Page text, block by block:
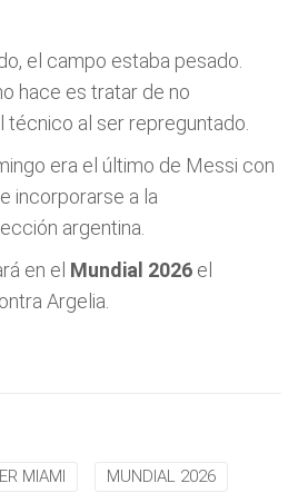
el campo estaba pesado.
hace es tratar de no
técnico al ser repreguntado.
era el último de Messi con
incorporarse a la
argentina.
en el Mundial 2026 el
Argelia.
MIAMI MUNDIAL 2026